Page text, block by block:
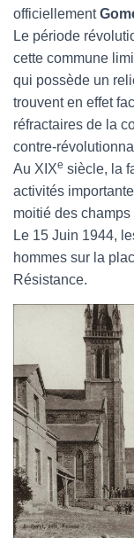
officiellement
Le période
cette commune
qui possède un
trouvent en effet
réfractaires de la
contre-
Au XIXe siècle, la
activités
moitié des
Le 15 Juin 1944,
hommes sur la
Résistance.